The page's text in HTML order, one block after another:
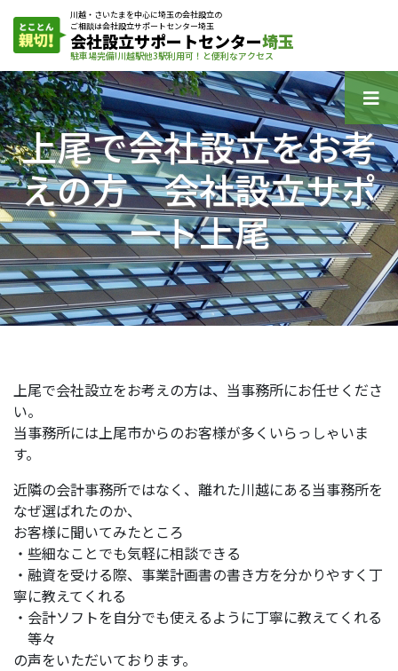
川越・さいたまを中心に埼玉の会社設立の
ご相談は会社設立サポートセンター埼玉
会社設立サポートセンター埼玉
駐車場完備!川越駅他3駅利用可！と便利なアクセス
上尾で会社設立をお考
えの方 会社設立サポ
ート上尾
上尾で会社設立をお考えの方は、当事務所にお任せくださ
い。
当事務所には上尾市からのお客様が多くいらっしゃいま
す。
近隣の会計事務所ではなく、離れた川越にある当事務所を
なぜ選ばれたのか、
お客様に聞いてみたところ
・些細なことでも気軽に相談できる
・融資を受ける際、事業計画書の書き方を分かりやすく丁
寧に教えてくれる
・会計ソフトを自分でも使えるように丁寧に教えてくれる
等々
の声をいただいております。